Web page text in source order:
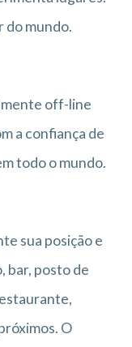
do mundo.
off-line
a confiança de
todo o mundo.
sua posição e
bar, posto de
O